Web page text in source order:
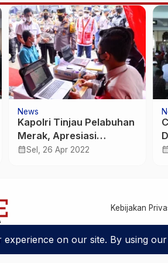
News
Kapolri Tinjau Pelabuhan
Merak, Apresiasi
Masyarakat Mudik Lebih
calendar_monthSel, 26 Apr 2022
Kebijakan
Phinisice -